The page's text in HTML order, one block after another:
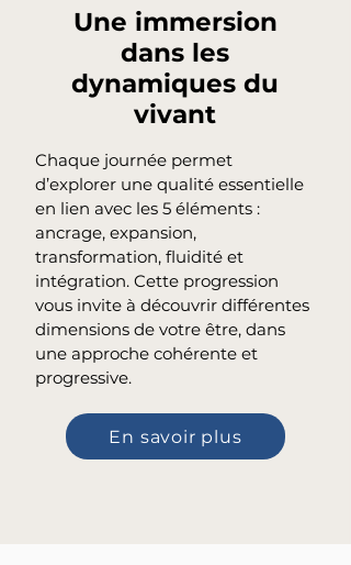
Une immersion
dans les
dynamiques du
vivant
Chaque journée permet
d’explorer une qualité essentielle
en lien avec les 5 éléments :
ancrage, expansion,
transformation, fluidité et
intégration. Cette progression
vous invite à découvrir différentes
dimensions de votre être, dans
une approche cohérente et
progressive.
En savoir plus